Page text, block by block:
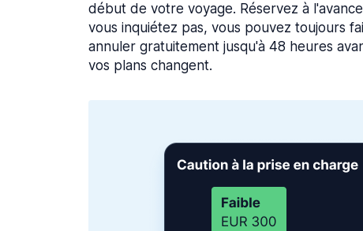
début de votre voyage. Réservez à
vous inquiétez pas, vous pouvez toujours
annuler gratuitement jusqu'à 48 heures
vos plans changent.